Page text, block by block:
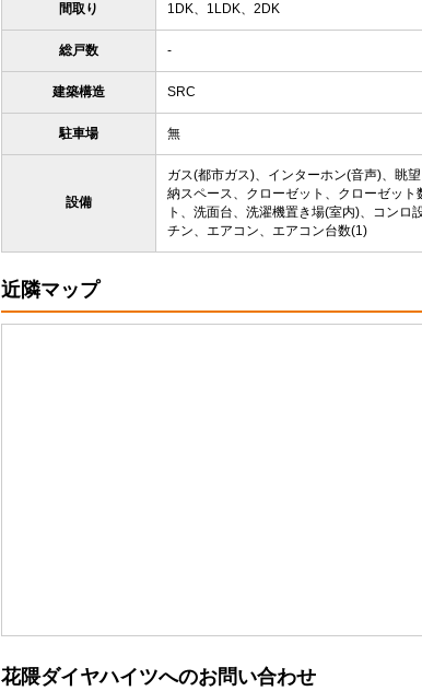
間取り 1DK、1LDK、2DK
総戸数 -
建築構造 SRC
駐車場 無
設備
ガス(都市ガス)、インターホン(音声)、眺
納スペース、クローゼット、クローゼッ
ト、洗面台、洗濯機置き場(室内)、コン
チン、エアコン、エアコン台数(1)
近隣マップ
花隈ダイヤハイツへのお問い合わせ